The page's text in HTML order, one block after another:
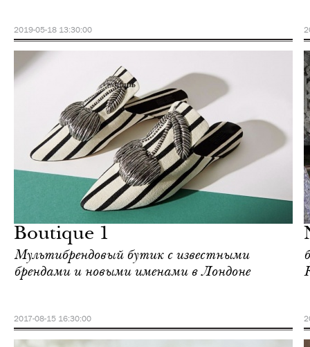
2019-05-18 13:30:00
Boutique 1
Мультибрендовый бутик с известными
брендами и новыми именами в Лондоне
2017-08-15 16:30:00